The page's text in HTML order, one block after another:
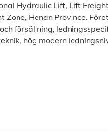
Hydraulic Lift, Lift
Zone, Henan Province.
försäljning,
hög modern